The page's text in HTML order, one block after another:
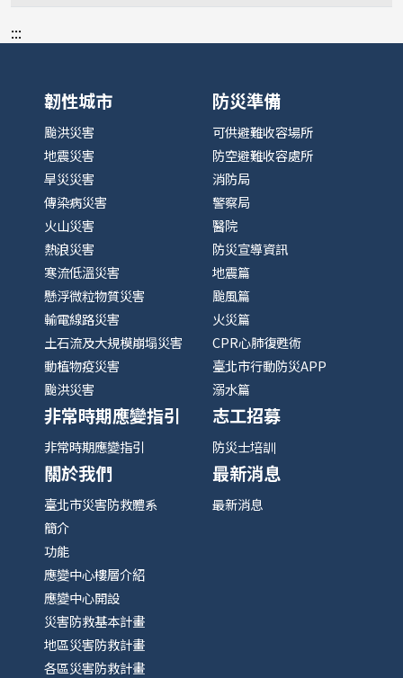
:::
韌性城市
颱洪災害
地震災害
旱災災害
傳染病災害
火山災害
熱浪災害
寒流低溫災害
懸浮微粒物質災害
輸電線路災害
土石流及大規模崩塌災害
動植物疫災害
颱洪災害
防災準備
可供避難收容場所
防空避難收容處所
消防局
警察局
醫院
防災宣導資訊
地震篇
颱風篇
火災篇
CPR心肺復甦術
臺北市行動防災APP
溺水篇
非常時期應變指引
非常時期應變指引
志工招募
防災士培訓
關於我們
臺北市災害防救體系
簡介
功能
應變中心樓層介紹
應變中心開設
災害防救基本計畫
地區災害防救計畫
各區災害防救計畫
最新消息
最新消息